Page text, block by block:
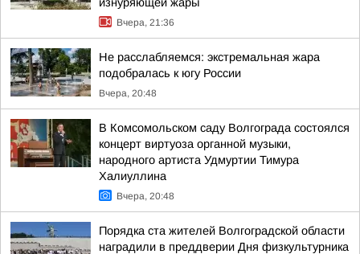
Вчера, 21:36
Не расслабляемся: экстремальная жара
подобралась к югу России
Вчера, 20:48
В Комсомольском саду Волгограда состоялся
концерт виртуоза органной музыки,
народного артиста Удмуртии Тимура
Халиуллина
Вчера, 20:48
Порядка ста жителей Волгоградской области
наградили в преддверии Дня физкультурника